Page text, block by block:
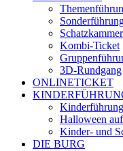
Kombi-Ticket
3D-Rundgang
ONLINETICKET
Halloween
Kinder- und
DIE BURG